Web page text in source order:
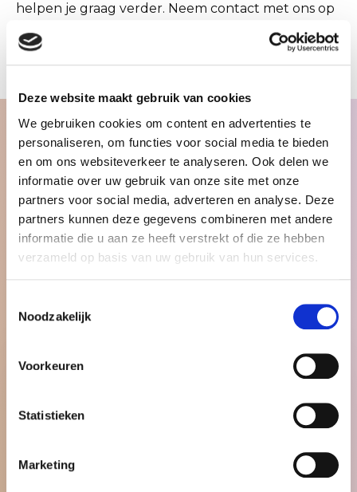
Deze website maakt gebruik van cookies
We gebruiken cookies om content en advertenties te
personaliseren, om functies voor social media te bieden
en om ons websiteverkeer te analyseren. Ook delen we
informatie over uw gebruik van onze site met onze
partners voor social media, adverteren en analyse. Deze
partners kunnen deze gegevens combineren met andere
informatie die u aan ze heeft verstrekt of die ze hebben
verzameld op basis van uw gebruik van hun services.
Noodzakelijk
Voorkeuren
Statistieken
Marketing
helpen je graag verder. Neem contact met ons op
Waarom Begrip Mediation
De kosten van bemiddeling hangen samen met de
vraag of er sprake is van een huwelijk of niet en of
er kinderen zijn. Iedere situatie is anders, tijdens
het kennismakingsgesprek kan de mediator
bepalen wat de kosten voor het traject zullen zijn.
iedereen van tevoren duidelijk is welke kosten er
bij mediation komen kijken.
Gratis eerste gesprek en subsidie-
Mediation door MfN of ADR geregistreerde
Inzicht in je financiële situatie en